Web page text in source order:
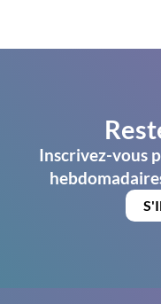
Inscrivez-vous